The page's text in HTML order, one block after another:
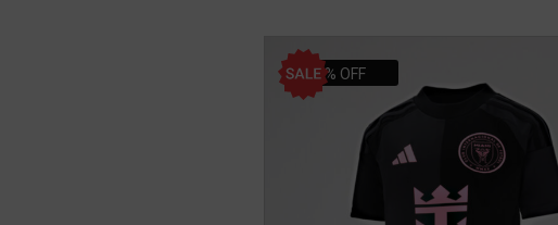
50% OFF